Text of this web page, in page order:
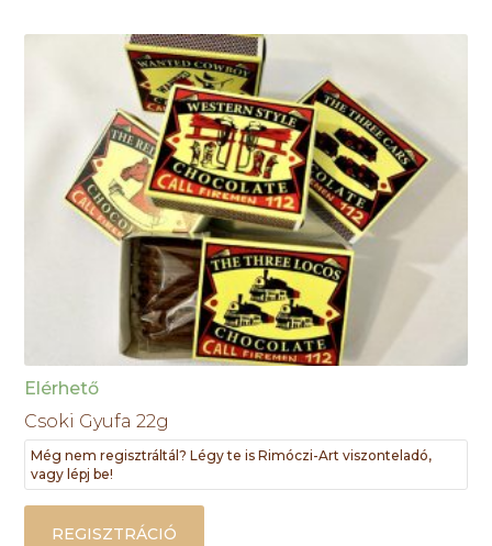
Elérhető
Csoki Gyufa 22g
Még nem regisztráltál? Légy te is Rimóczi-Art viszonteladó,
vagy lépj be!
REGISZTRÁCIÓ